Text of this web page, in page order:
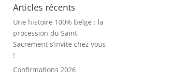
Articles récents
Une histoire 100% belge : la
procession du Saint-
Sacrement s’invite chez vous
!
Confirmations 2026